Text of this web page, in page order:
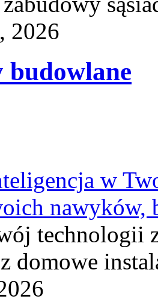
2026
budowlane
w
nawyków,
technologii
domowe